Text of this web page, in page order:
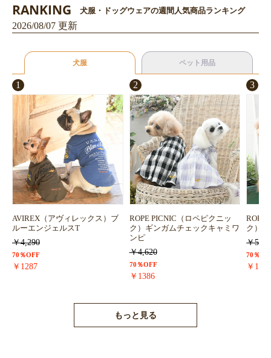
お買い物を続ける カートへ進む
RANKING 犬服・ドッグウェアの週間人気商品ランキング
2026/08/07 更新
犬服 ペット用品
1
AVIREX（アヴィレックス）ブ
ルーエンジェルスT
￥4,290
70％OFF
￥1287
2
ROPE PICNIC（ロペピクニッ
ク）ギンガムチェックキャミワ
ンピ
￥4,620
70％OFF
￥1386
3
ROPE
ク）
￥
70％
￥
もっと見る